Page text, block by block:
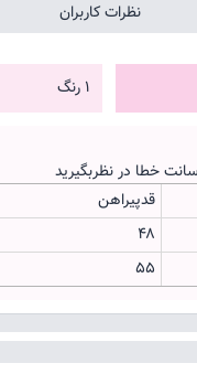
نظرات کاربران
1 رنگ
قدپیراهن
۴۸
۵۵